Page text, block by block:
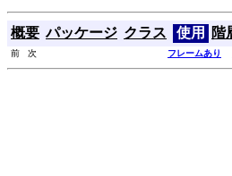
概要 パッケージ クラス 使用 階
前 次 フレームあり